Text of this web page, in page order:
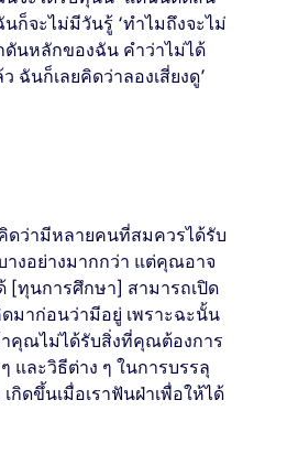
ก็จะไม่มีวันรู้ ‘ทําไมถึงจะไม่
ดันหลักของฉัน คำว่าไม่ได้
ฉันก็เลยคิดว่าลองเสี่ยงดู’
คิดว่ามีหลายคนที่สมควรได้รับ
างอย่างมากกว่า แต่คุณอาจ
[ทุนการศึกษา] สามารถเปิด
ดมาก่อนว่ามีอยู่ เพราะฉะนั้น
าคุณไม่ได้รับสิ่งที่คุณต้องการ
และวิธีต่าง ๆ ในการบรรลุ
กิดขึ้นเมื่อเราฟันฝ่าเพื่อให้ได้